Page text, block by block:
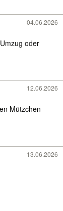
04.06.2026
oder
12.06.2026
Mützchen
13.06.2026